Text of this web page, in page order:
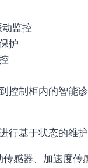
监控
护
控制柜内的智能
行基于状态的维
感器、加速度